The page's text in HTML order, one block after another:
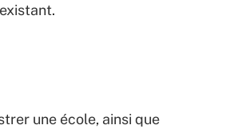
une école, ainsi que